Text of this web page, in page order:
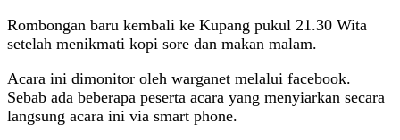
Rombongan baru kembali ke Kupang pukul 21.30 Wita
setelah menikmati kopi sore dan makan malam.
Acara ini dimonitor oleh warganet melalui facebook.
Sebab ada beberapa peserta acara yang menyiarkan secara
langsung acara ini via smart phone.